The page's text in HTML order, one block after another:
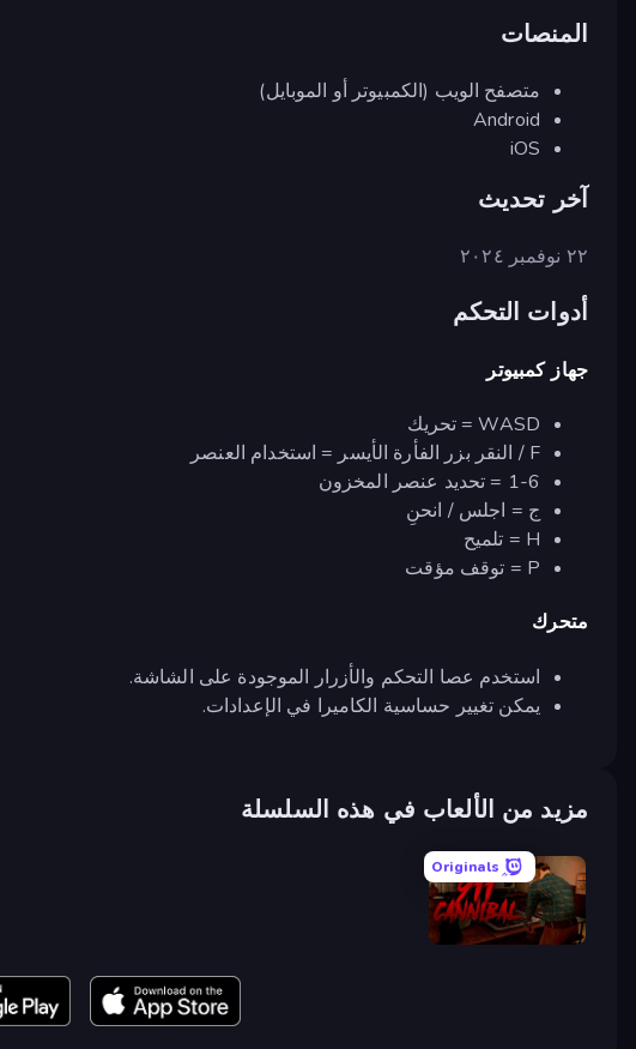
المنصات
متصفح الويب (الكمبيوتر أو الموبايل)
Android
iOS
آخر تحديث
٢٢ نوفمبر ٢٠٢٤
أدوات التحكم
جهاز كمبيوتر
WASD = تحريك
F / النقر بزر الفأرة الأيسر = استخدام العنصر
1-6 = تحديد عنصر المخزون
ج = اجلس / انحنِ
H = تلميح
P = توقف مؤقت
متحرك
استخدم عصا التحكم والأزرار الموجودة على الشاشة.
يمكن تغيير حساسية الكاميرا في الإعدادات.
مزيد من الألعاب في هذه السلسلة
Originals
911: Cannibal